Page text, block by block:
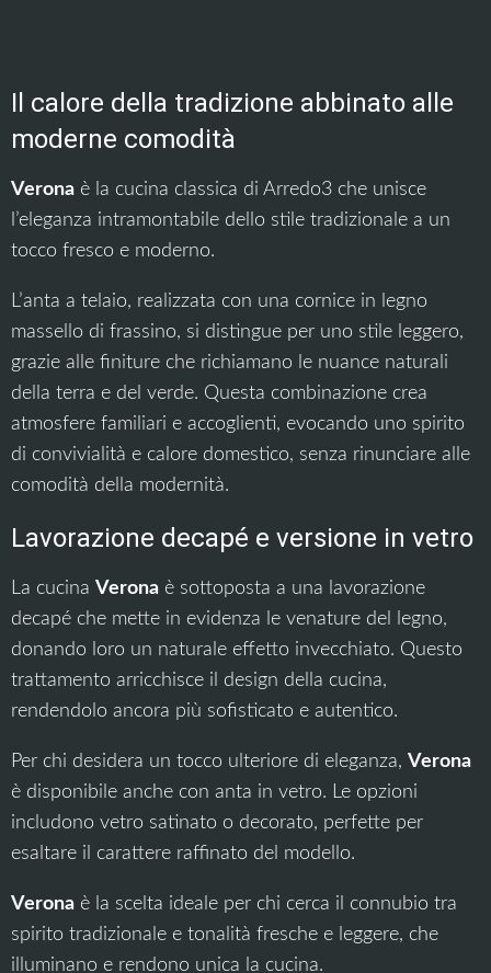
Il calore della tradizione abbinato alle
moderne comodità
Verona è la cucina classica di Arredo3 che unisce
l’eleganza intramontabile dello stile tradizionale a un
tocco fresco e moderno.
L’anta a telaio, realizzata con una cornice in legno
massello di frassino, si distingue per uno stile leggero,
grazie alle finiture che richiamano le nuance naturali
della terra e del verde. Questa combinazione crea
atmosfere familiari e accoglienti, evocando uno spirito
di convivialità e calore domestico, senza rinunciare alle
comodità della modernità.
Lavorazione decapé e versione in vetro
La cucina Verona è sottoposta a una lavorazione
decapé che mette in evidenza le venature del legno,
donando loro un naturale effetto invecchiato. Questo
trattamento arricchisce il design della cucina,
rendendolo ancora più sofisticato e autentico.
Per chi desidera un tocco ulteriore di eleganza, Verona
è disponibile anche con anta in vetro. Le opzioni
includono vetro satinato o decorato, perfette per
esaltare il carattere raffinato del modello.
Verona è la scelta ideale per chi cerca il connubio tra
spirito tradizionale e tonalità fresche e leggere, che
illuminano e rendono unica la cucina.